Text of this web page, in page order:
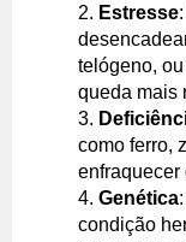
Estresse
telógeno,
queda mais
como ferro,
enfraquecer
Genética
condição